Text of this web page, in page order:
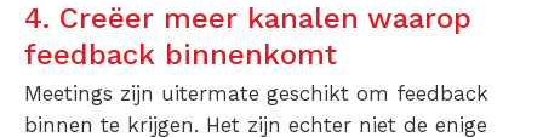
4. Creëer meer kanalen waarop
feedback binnenkomt
Meetings zijn uitermate geschikt om feedback
binnen te krijgen. Het zijn echter niet de enige